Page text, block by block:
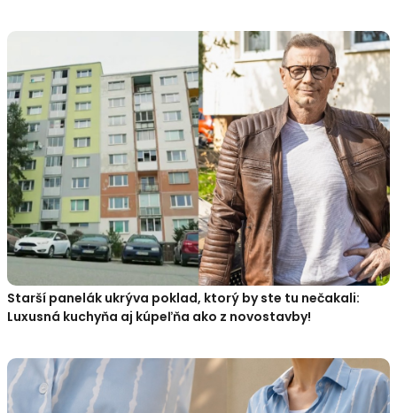
Starší panelák ukrýva poklad, ktorý by ste tu nečakali:
Luxusná kuchyňa aj kúpeľňa ako z novostavby!